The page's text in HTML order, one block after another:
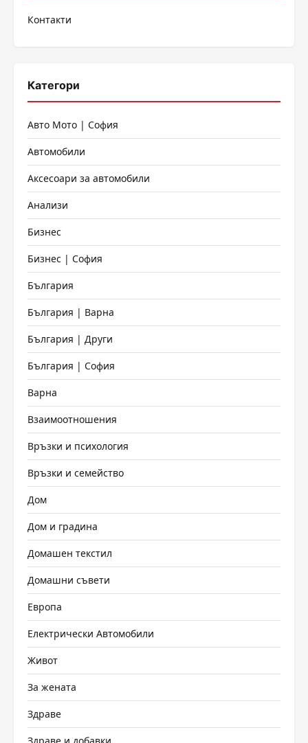
Контакти
Категори
Авто Мото | София
Автомобили
Аксесоари за автомобили
Анализи
Бизнес
Бизнес | София
България
България | Варна
България | Други
България | София
Варна
Взаимоотношения
Връзки и психология
Връзки и семейство
Дом
Дом и градина
Домашен текстил
Домашни съвети
Европа
Електрически Автомобили
Живот
За жената
Здраве
Здраве и добавки